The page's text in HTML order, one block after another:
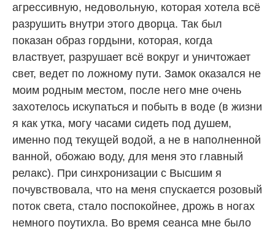
агрессивную, недовольную, которая хотела всё
разрушить внутри этого дворца. Так был
показан образ гордыни, которая, когда
властвует, разрушает всё вокруг и уничтожает
свет, ведет по ложному пути. Замок оказался не
моим родным местом, после него мне очень
захотелось искупаться и побыть в воде (в жизни
я как утка, могу часами сидеть под душем,
именно под текущей водой, а не в наполненной
ванной, обожаю воду, для меня это главный
релакс). При синхронизации с Высшим я
почувствовала, что на меня спускается розовый
поток света, стало поспокойнее, дрожь в ногах
немного поутихла. Во время сеанса мне было